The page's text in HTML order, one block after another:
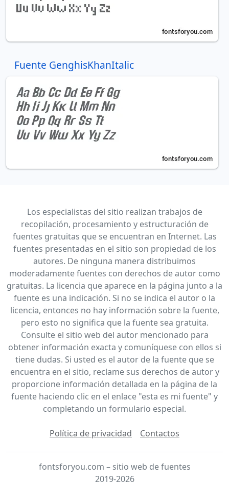
Fuente GenghisKhanItalic
Los especialistas del sitio realizan trabajos de
recopilación, procesamiento y estructuración de
fuentes gratuitas que se encuentran en Internet. Las
fuentes presentadas en el sitio son propiedad de los
autores. De ninguna manera distribuimos
moderadamente fuentes con derechos de autor como
gratuitas. La licencia que aparece en la página junto a la
fuente es una indicación. Si no se indica el autor o la
licencia, entonces no hay información sobre la fuente,
pero esto no significa que la fuente sea gratuita.
Consulte el sitio web del autor mencionado para
obtener información exacta y comuníquese con ellos si
tiene dudas. Si usted es el autor de la fuente que se
encuentra en el sitio, reclame sus derechos de autor y
proporcione información detallada en la página de la
fuente haciendo clic en el enlace "esta es mi fuente" y
completando un formulario especial.
Política de privacidad Contactos
fontsforyou.com – sitio web de fuentes
2019-2026